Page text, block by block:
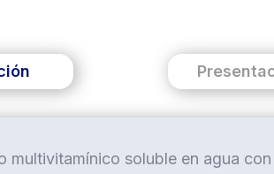
multivitamínico soluble en agua